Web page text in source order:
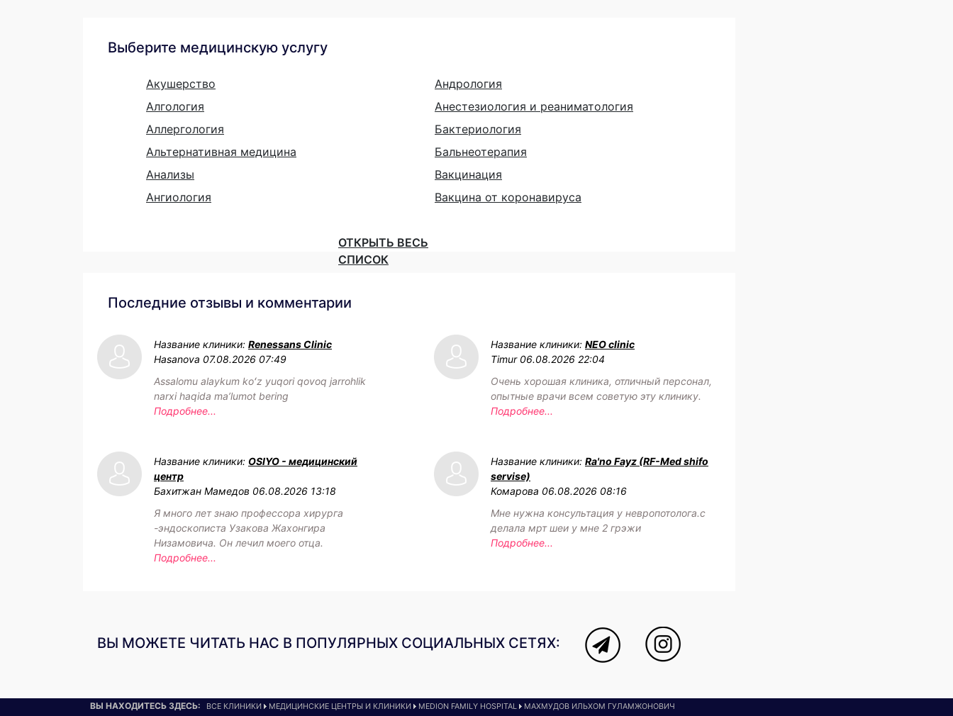
Выберите медицинскую услугу
Акушерство
Алгология
Аллергология
Альтернативная медицина
Анализы
Ангиология
Андрология
Анестезиология и реаниматология
Бактериология
Бальнеотерапия
Вакцинация
Вакцина от коронавируса
ОТКРЫТЬ ВЕСЬ
СПИСОК
Последние отзывы и комментарии
Название клиники: Renessans Clinic
Hasanova 07.08.2026 07:49
Assalomu alaykum koʻz yuqori qovoq jarrohlik
narxi haqida maʼlumot bering
Подробнее...
Название клиники: NEO clinic
Timur 06.08.2026 22:04
Очень хорошая клиника, отличный персонал,
опытные врачи всем советую эту клинику.
Подробнее...
Название клиники: OSIYO - медицинский
центр
Бахитжан Мамедов 06.08.2026 13:18
Я много лет знаю профессора хирурга
-эндоскописта Узакова Жахонгира
Низамовича. Он лечил моего отца.
Подробнее...
Название клиники: Ra'no Fayz (RF-Med shifo
servise)
Комарова 06.08.2026 08:16
Мне нужна консультация у невропотолога.с
делала мрт шеи у мне 2 грэжи
Подробнее...
ВЫ МОЖЕТЕ ЧИТАТЬ НАС В ПОПУЛЯРНЫХ СОЦИАЛЬНЫХ СЕТЯХ:
ВЫ НАХОДИТЕСЬ ЗДЕСЬ: ВСЕ КЛИНИКИ МЕДИЦИНСКИЕ ЦЕНТРЫ И КЛИНИКИ MEDION FAMILY HOSPITAL МАХМУДОВ ИЛЬХОМ ГУЛАМЖОНОВИЧ